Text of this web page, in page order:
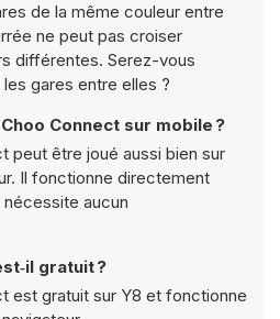
de la même couleur entre
ne peut pas croiser
différentes. Serez-vous
gares entre elles ?
Connect sur mobile ?
peut être joué aussi bien sur
Il fonctionne directement
aucun
gratuit ?
est gratuit sur Y8 et fonctionne